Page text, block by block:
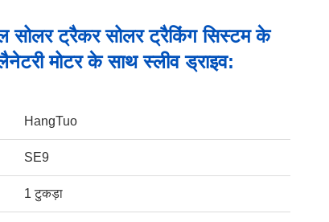
सोलर ट्रैकर सोलर ट्रैकिंग सिस्टम के
मोटर के साथ स्लीव ड्राइव:
HangTuo
SE9
1 टुकड़ा